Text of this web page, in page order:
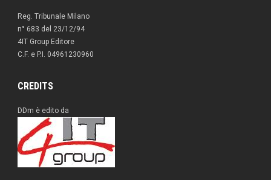
Reg. Tribunale Milano
n° 683 del 23/12/94
4IT Group Editore
C.F. e P.I. 04961230960
CREDITS
DDm è edito da